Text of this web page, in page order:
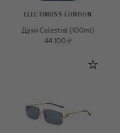
ELECTIMUSS LONDON
Духи Celestial (100ml)
44 100 ₽